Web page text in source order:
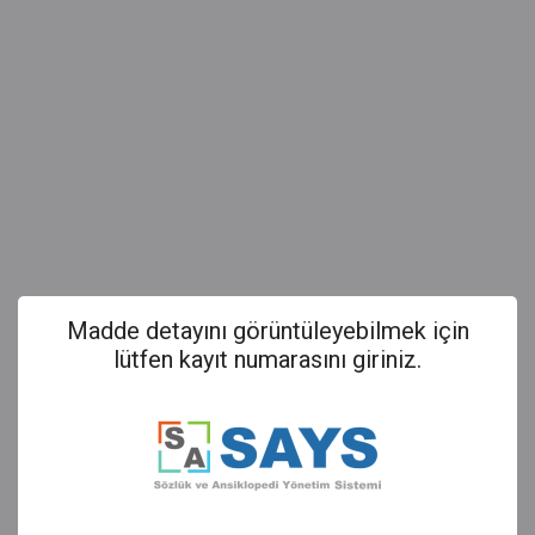
Madde detayını görüntüleyebilmek için
lütfen kayıt numarasını giriniz.